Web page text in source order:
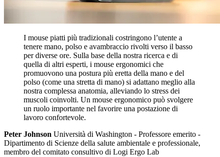
I mouse piatti più tradizionali costringono l’utente a
tenere mano, polso e avambraccio rivolti verso il basso
per diverse ore. Sulla base della nostra ricerca e di
quella di altri esperti, i mouse ergonomici che
promuovono una postura più eretta della mano e del
polso (come una stretta di mano) si adattano meglio alla
nostra complessa anatomia, alleviando lo stress dei
muscoli coinvolti. Un mouse ergonomico può svolgere
un ruolo importante nel favorire una postazione di
lavoro confortevole.
Peter Johnson Università di Washington - Professore emerito -
Dipartimento di Scienze della salute ambientale e professionale,
membro del comitato consultivo di Logi Ergo Lab